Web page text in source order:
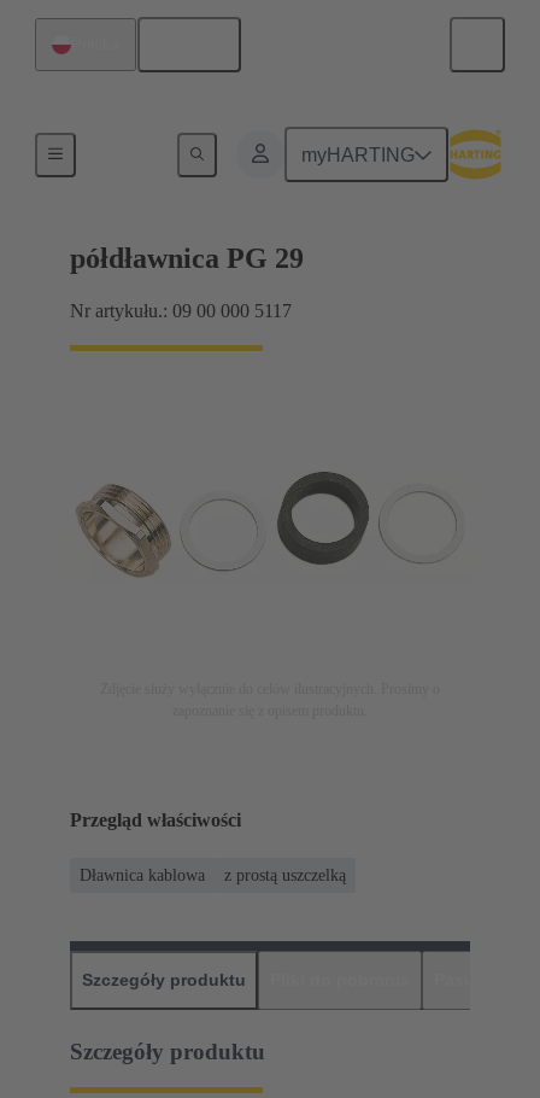
myHARTING
Dławnice kablowe
półdławnica PG 29
Nr artykułu.: 09 00 000 5117
Przegląd właściwości
Dławnica kablowa z prostą uszczelką
Szczegóły produktu
Szczegóły produktu